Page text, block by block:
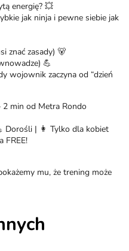
energię? 💥
jak ninja i pewne siebie jak
znać zasady) 🐻
💪
wojownik zaczyna od “dzień
2 min od Metra Rondo
Dorośli | 👩 Tylko dla kobiet
FREE!
mu, że trening może